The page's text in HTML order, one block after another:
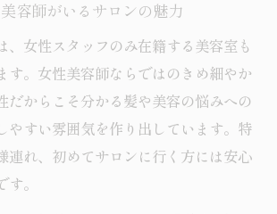
容師がいるサロンの魅力
、女性スタッフのみ在籍する美容室も
す。女性美容師ならではのきめ細やか
だからこそ分かる髪や美容の悩みへの
やすい雰囲気を作り出しています。特
連れ、初めてサロンに行く方には安心
。